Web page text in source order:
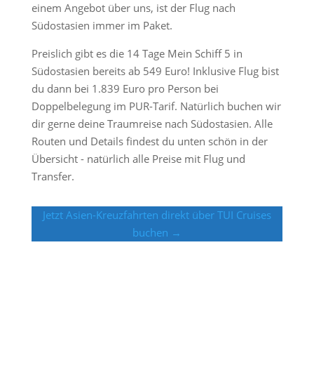
einem Angebot über uns, ist der Flug nach
Südostasien immer im Paket.
Preislich gibt es die 14 Tage Mein Schiff 5 in
Südostasien bereits ab 549 Euro! Inklusive Flug bist
du dann bei 1.839 Euro pro Person bei
Doppelbelegung im PUR-Tarif. Natürlich buchen wir
dir gerne deine Traumreise nach Südostasien. Alle
Routen und Details findest du unten schön in der
Übersicht - natürlich alle Preise mit Flug und
Transfer.
Jetzt Asien-Kreuzfahrten direkt über TUI Cruises
buchen →